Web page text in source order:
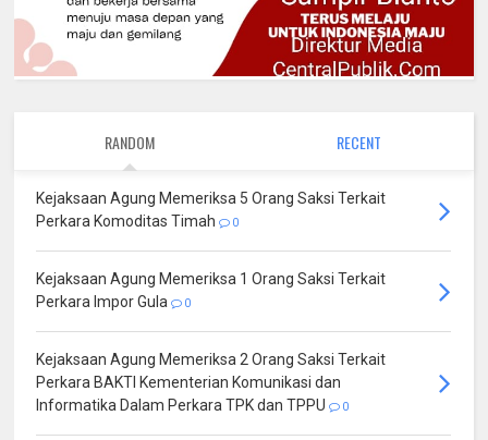
RANDOM RECENT
Kejaksaan Agung Memeriksa 5 Orang Saksi Terkait
Perkara Komoditas Timah
0
Kejaksaan Agung Memeriksa 1 Orang Saksi Terkait
Perkara Impor Gula
0
Kejaksaan Agung Memeriksa 2 Orang Saksi Terkait
Perkara BAKTI Kementerian Komunikasi dan
Informatika Dalam Perkara TPK dan TPPU
0